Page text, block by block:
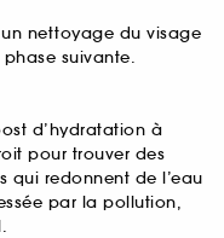
nettoyage du visage
suivante.
d’hydratation à
pour trouver des
qui redonnent de l’eau
par la pollution,